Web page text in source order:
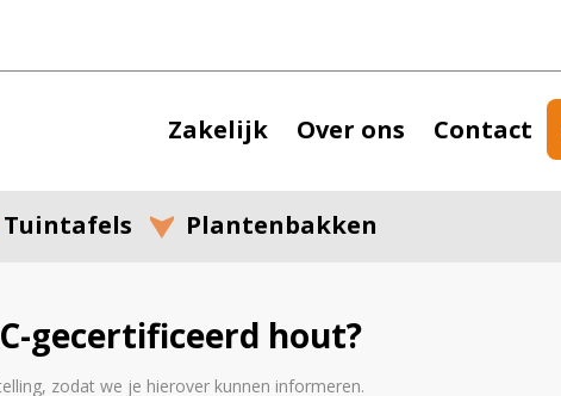
Zakelijk Over ons Contact
Tuintafels Plantenbakken
gecertificeerd hout?
zodat we je hierover kunnen informeren.